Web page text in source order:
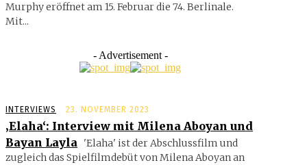
Murphy eröffnet am 15. Februar die 74. Berlinale.
Mit...
- Advertisement -
INTERVIEWS 23. NOVEMBER 2023
‚Elaha‘: Interview mit Milena Aboyan und
Bayan Layla 'Elaha' ist der Abschlussfilm und
zugleich das Spielfilmdebüt von Milena Aboyan an